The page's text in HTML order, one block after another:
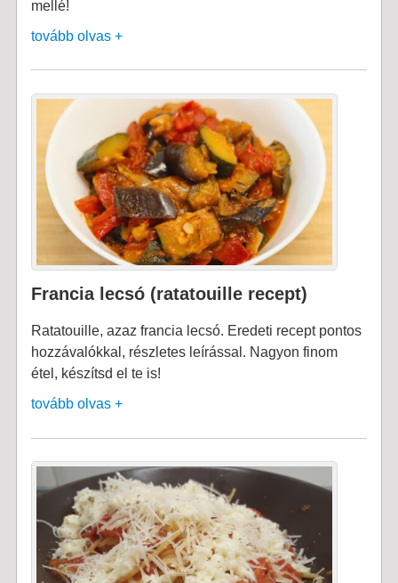
mellé!
tovább olvas +
Francia lecsó (ratatouille recept)
Ratatouille, azaz francia lecsó. Eredeti recept pontos
hozzávalókkal, részletes leírással. Nagyon finom
étel, készítsd el te is!
tovább olvas +